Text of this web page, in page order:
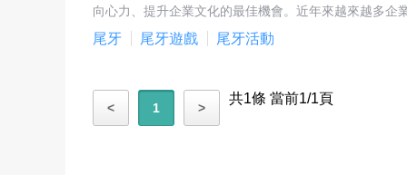
向心力、提升企業文化的最佳機會。近年來越來越多企
尾牙 尾牙遊戲 尾牙活動
< 1 >
共1條 當前1/1頁